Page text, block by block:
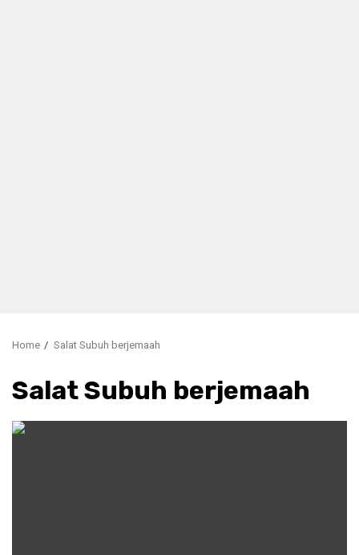
Home Salat Subuh berjemaah
Salat Subuh berjemaah